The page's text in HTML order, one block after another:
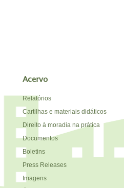
Acervo
Relatórios
Cartilhas e materiais didáticos
Direito à moradia na prática
Documentos
Boletins
Press Releases
Imagens